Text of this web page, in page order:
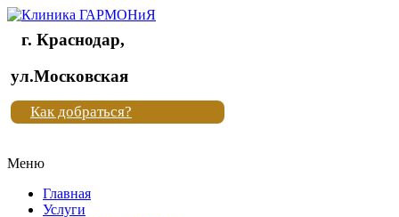
Клиника
"Новая
жизнь"
Клиника
жизнь"
г. Краснодар,
ул.Московская
Как добраться?
Меню
Главная
Услуги